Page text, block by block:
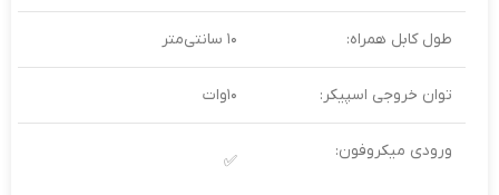
طول کابل همراه: ۱۰ سانتی‌متر
توان خروجی اسپیکر: ۱۰وات
ورودی میکروفون:
✅